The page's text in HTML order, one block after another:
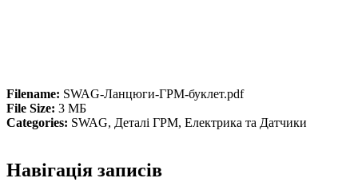
Filename: SWAG-Ланцюги-ГРМ-буклет.pdf
File Size: 3 МБ
Categories: SWAG, Деталі ГРМ, Електрика та Датчики
Навігація записів